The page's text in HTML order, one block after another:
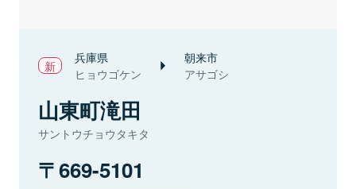
兵庫県
ヒョウゴケン
朝来市
アサゴシ
山東町滝田
サントウチョウタキタ
669-5101